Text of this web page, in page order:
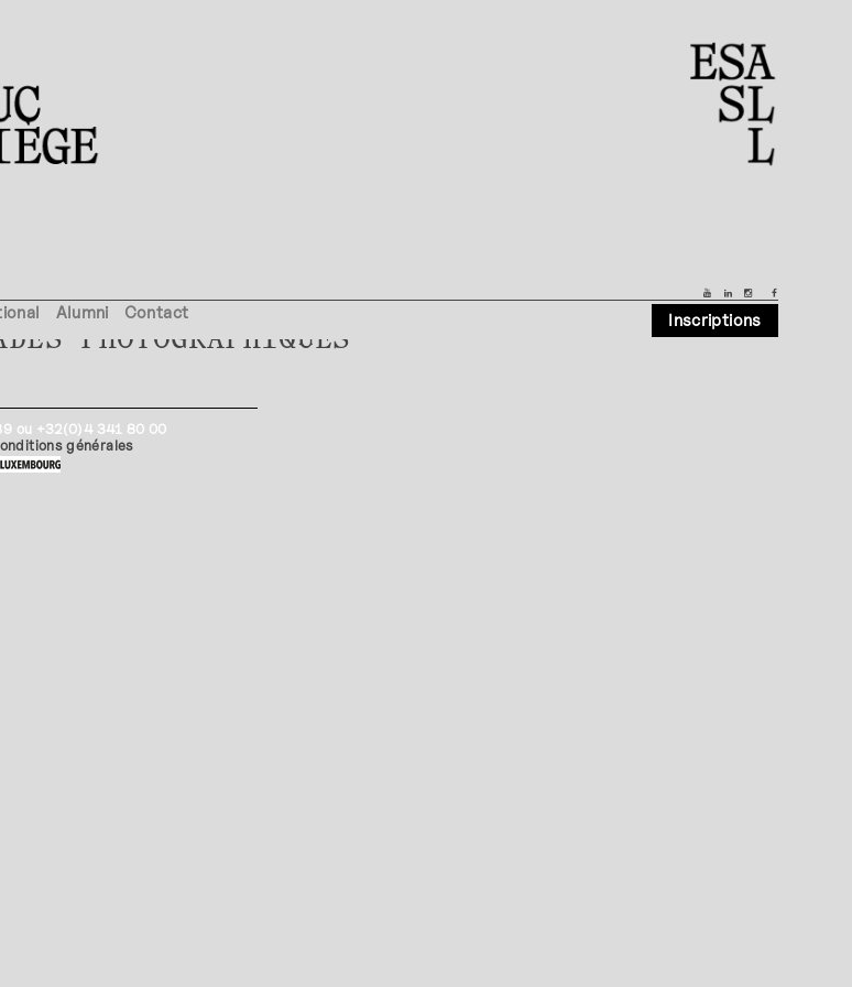
Alumni Contact Inscriptions
PHOTOGRAPHIQUES
ou +32(0)4 341 80 00
générales